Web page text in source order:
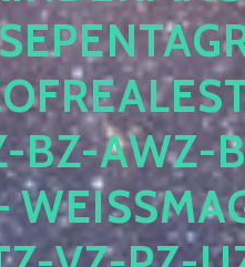
AWZ-